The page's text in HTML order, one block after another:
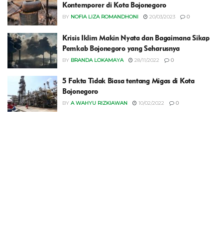
Kontemporer di Kota Bojonegoro
BY NOFIA LIZA ROMANDHONI 20/03/2023 0
Krisis Iklim Makin Nyata dan Bagaimana Sikap
Pemkab Bojonegoro yang Seharusnya
BY BRANDA LOKAMAYA 28/11/2022 0
5 Fakta Tidak Biasa tentang Migas di Kota
Bojonegoro
BY A WAHYU RIZKIAWAN 10/02/2022 0